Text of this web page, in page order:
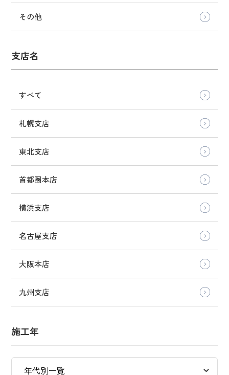
その他
支店名
すべて
札幌支店
東北支店
首都圏本店
横浜支店
名古屋支店
大阪本店
九州支店
施工年